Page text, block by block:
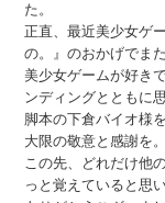
た。
正直、最近美少女ゲ
の。』のおかげでま
美少女ゲームが好き
ンディングとともに
脚本の下倉バイオ様
大限の敬意と感謝を。
この先、どれだけ他
っと覚えていると思い